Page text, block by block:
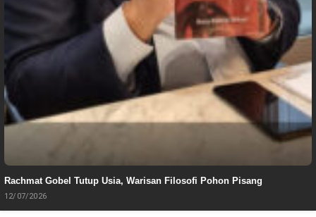
Rachmat Gobel Tutup Usia, Warisan Filosofi Pohon Pisang
12/07/2026